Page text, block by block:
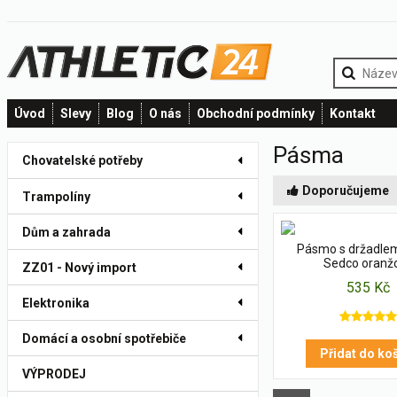
Úvod Slevy Blog O nás Obchodní podmínky Kontakt
Chovatelské potřeby
Trampolíny
Dům a zahrada
ZZ01 - Nový import
Elektronika
Domácí a osobní spotřebiče
VÝPRODEJ
Pásma
Doporučujeme
Pásmo s
Sedco
535 Kč
Přidat do